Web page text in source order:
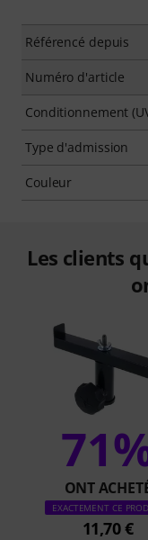
Référencé depuis
Numéro d'article
Conditionnement
Type d'admission
Couleur
Les clients
ONT
EXACTEMENT CE
11,70 €